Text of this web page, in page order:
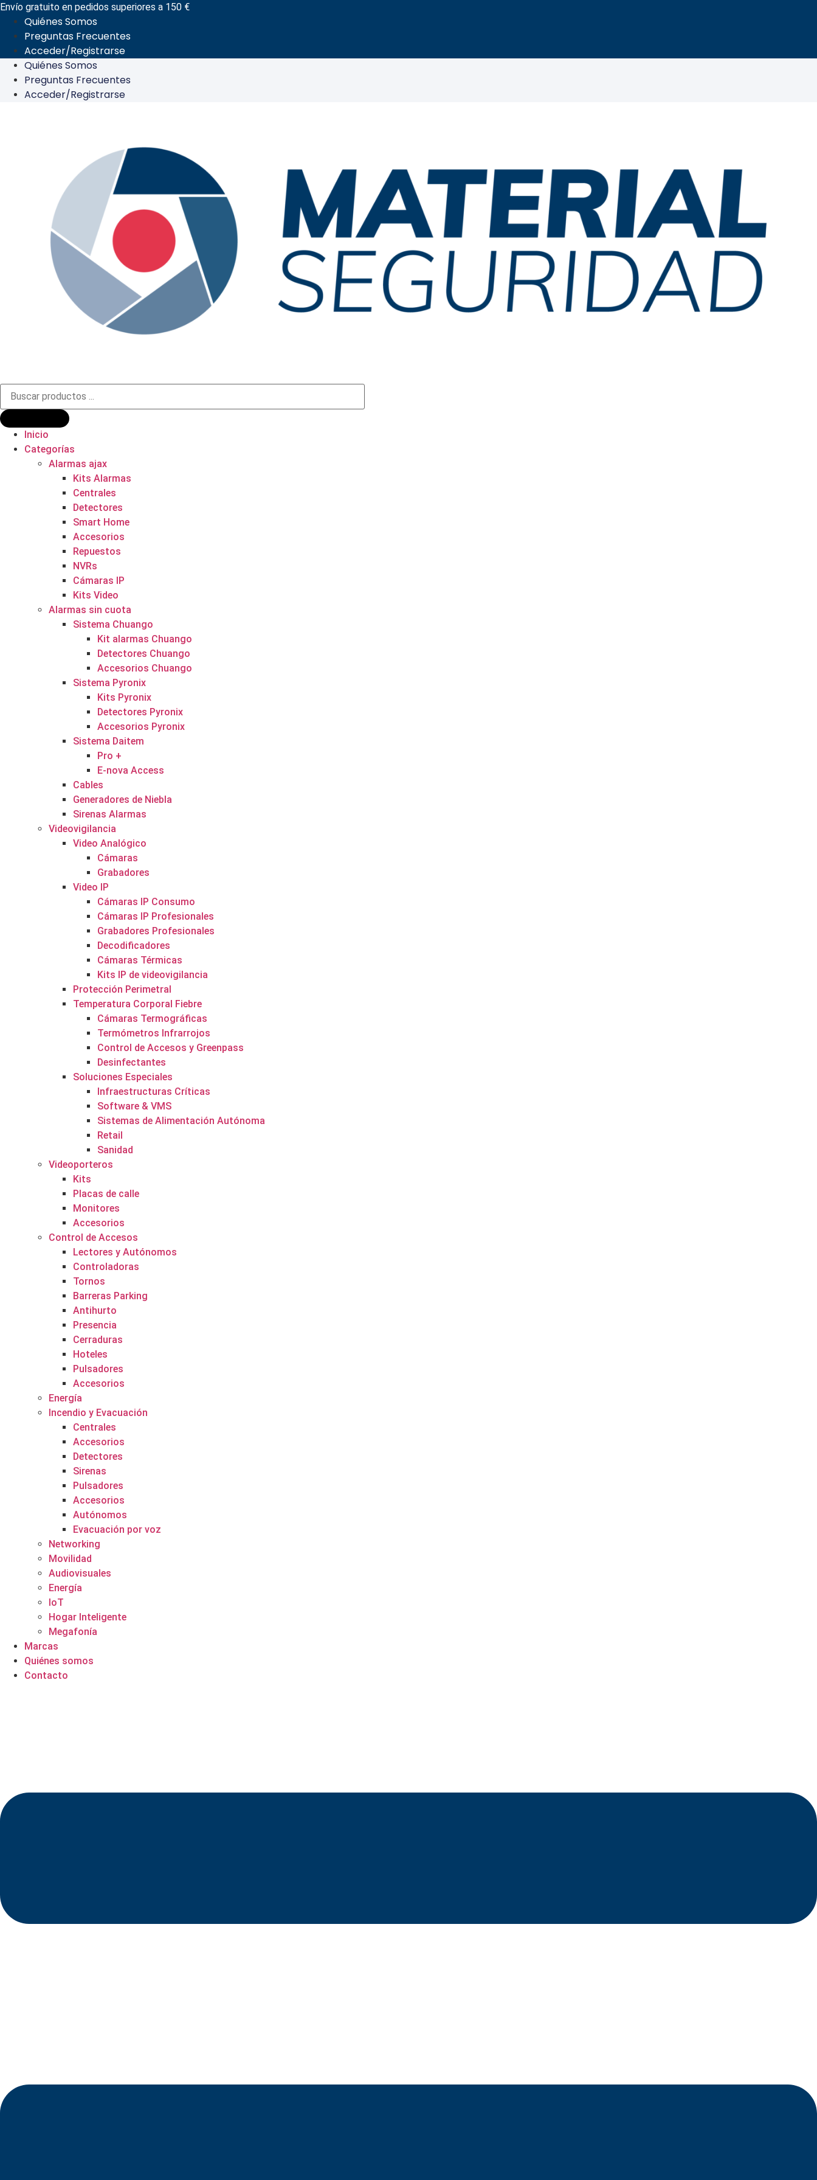
Ir
contenido
Envío gratuito en pedidos superiores a 150 €
Quiénes Somos
Preguntas Frecuentes
Acceder/Registrarse
Quiénes Somos
Preguntas Frecuentes
Acceder/Registrarse
Búsqueda
productos
Inicio
Categorías
Alarmas ajax
Kits Alarmas
Centrales
Detectores
Smart Home
Accesorios
Repuestos
NVRs
Cámaras IP
Kits Video
Alarmas sin cuota
Sistema Chuango
Kit alarmas Chuango
Detectores Chuango
Accesorios Chuango
Sistema Pyronix
Kits Pyronix
Detectores Pyronix
Accesorios Pyronix
Sistema Daitem
Pro +
E-nova Access
Cables
Generadores de Niebla
Sirenas Alarmas
Videovigilancia
Video Analógico
Cámaras
Grabadores
Video IP
Cámaras IP Consumo
Cámaras IP Profesionales
Grabadores Profesionales
Decodificadores
Cámaras Térmicas
Kits IP de videovigilancia
Protección Perimetral
Temperatura Corporal Fiebre
Cámaras Termográficas
Termómetros Infrarrojos
Control de Accesos y Greenpass
Desinfectantes
Soluciones Especiales
Infraestructuras Críticas
Software & VMS
Sistemas de Alimentación Autónoma
Retail
Sanidad
Videoporteros
Kits
Placas de calle
Monitores
Accesorios
Control de Accesos
Lectores y Autónomos
Controladoras
Tornos
Barreras Parking
Antihurto
Presencia
Cerraduras
Hoteles
Pulsadores
Accesorios
Energía
Incendio y Evacuación
Centrales
Accesorios
Detectores
Sirenas
Pulsadores
Accesorios
Autónomos
Evacuación por voz
Networking
Movilidad
Audiovisuales
Energía
IoT
Hogar Inteligente
Megafonía
Marcas
Quiénes somos
Contacto